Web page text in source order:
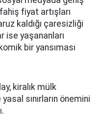
fiyat artışları
kaldığı çaresizliği
ise yaşananları
bir yansıması
kiralık mülk
sınırların önemini